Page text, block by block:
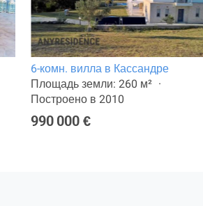
6-комн. вилла в Кассандре
Площадь земли: 260 м²
Построено в 2010
990 000 €